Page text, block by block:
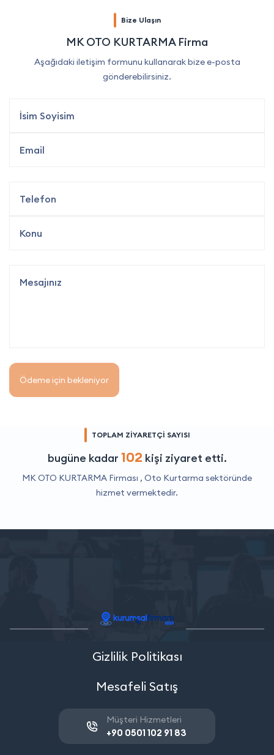
Bize Ulaşın
MK OTO KURTARMA Firma
Aşağıdaki iletişim formunu kullanarak bize e-posta
gönderebilirsiniz.
Ödeme için bekleniyor
TOPLAM ZİYARETÇİ SAYISI
bugüne kadar 102 kişi ziyaret etti.
MK OTO KURTARMA Firması , Oto Kurtarma sektöründe
hizmet vermektedir.
Gizlilik Politikası
Mesafeli Satış
Müşteri Hizmetleri
+90 0501 102 91 83